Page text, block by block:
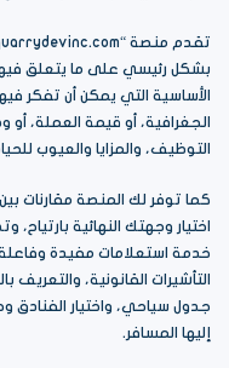
بشكل رئيسي على ما يتعلق
الأساسية التي يمكن أن تفكر
الجغرافية، أو قيمة العملة، أو
التوظيف، والمزايا والعيوب
كما توفر لك المنصة مقارنات
اختيار وجهتك النهائية
خدمة استعلامات مفيدة وفاعلة
التأشيرات القانونية،
جدول سياحي، واختيار الفنادق
إليها المسافر.